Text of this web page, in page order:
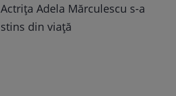
Actrița Adela Mărculescu s-a
stins din viață